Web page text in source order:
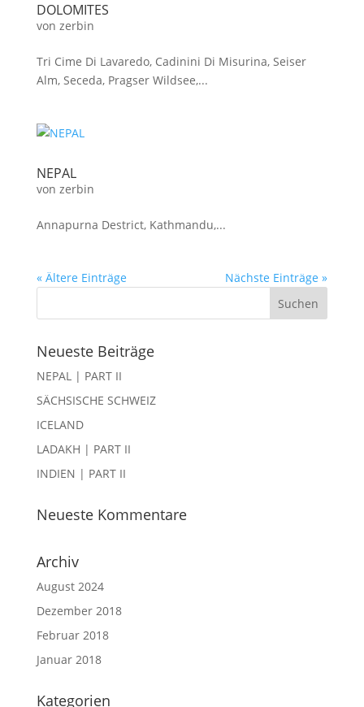
DOLOMITES
von zerbin
Tri Cime Di Lavaredo, Cadinini Di Misurina, Seiser
Alm, Seceda, Pragser Wildsee,...
NEPAL
von zerbin
Annapurna Destrict, Kathmandu,...
« Ältere Einträge Nächste Einträge »
Neueste Beiträge
NEPAL | PART II
SÄCHSISCHE SCHWEIZ
ICELAND
LADAKH | PART II
INDIEN | PART II
Neueste Kommentare
Archiv
August 2024
Dezember 2018
Februar 2018
Januar 2018
Kategorien